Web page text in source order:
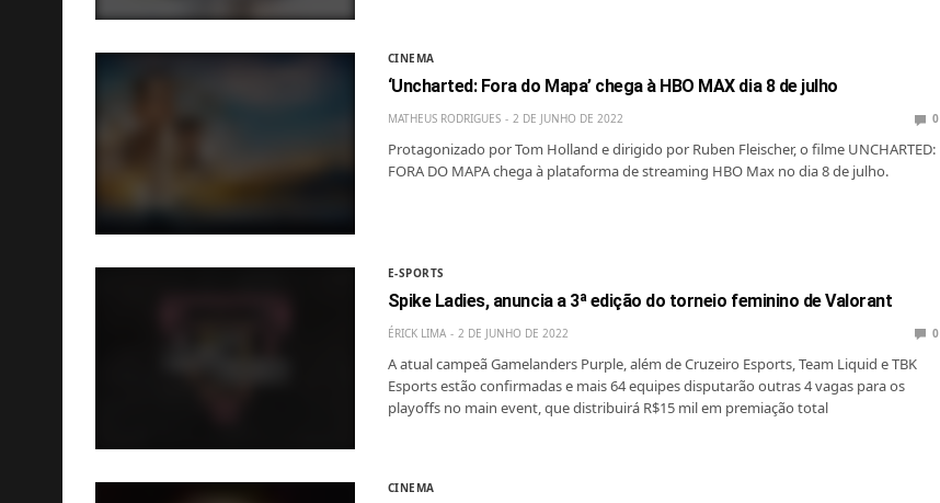
CINEMA
‘Uncharted: Fora do Mapa’ chega à HBO MAX dia 8 de julho
MATHEUS RODRIGUES 2 DE JUNHO DE 2022 0
Protagonizado por Tom Holland e dirigido por Ruben Fleischer, o filme UNCHARTED:
FORA DO MAPA chega à plataforma de streaming HBO Max no dia 8 de julho.
E-SPORTS
Spike Ladies, anuncia a 3ª edição do torneio feminino de Valorant
ÉRICK LIMA 2 DE JUNHO DE 2022 0
A atual campeã Gamelanders Purple, além de Cruzeiro Esports, Team Liquid e TBK
Esports estão confirmadas e mais 64 equipes disputarão outras 4 vagas para os
playoffs no main event, que distribuirá R$15 mil em premiação total
CINEMA